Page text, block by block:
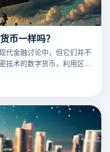
币一样吗？
代金融讨论中，但它们并不
术的数字货币，利用区块
止伪造和篡改。比特币和以
拟货币是一个更广泛的概
货币都是虚拟货币，但并不
本文将探讨加密货币和虚拟
以帮助读者更好地理解这两